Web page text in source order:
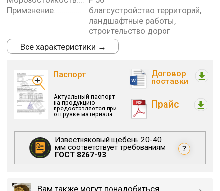
Вам также могут понадобиться
Сопутствующие материалы
ДОСТАВКА
Доставка по СПб и Ленинградской области
ОПЛАТА
Оплата картой
Безналичный расчет (с НДС/без НДС)
Отсрочка платежа для проверенных клиентов
КАРЬЕРЫ
Посмотреть на карте⟶